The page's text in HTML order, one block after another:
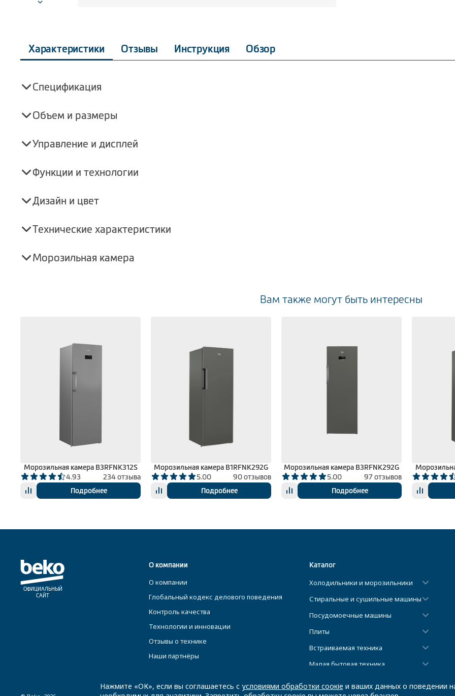
Характеристики Отзывы Инструкция Обзор
Спецификация
Объем и размеры
Управление и дисплей
Функции и технологии
Дизайн и цвет
Технические характеристики
Морозильная камера
Вам также могут быть интересны
Морозильная камера B3RFNK312S
4.93
234 отзыва
Подробнее
Морозильная камера B1RFNK292G
5.00
90 отзывов
Подробнее
Морозильная камера B3RFNK292G
5.00
97 отзывов
Подробнее
ОФИЦИАЛЬНЫЙ
САЙТ
О компании
О компании
Глобальный кодекс делового поведения
Контроль качества
Технологии и инновации
Отзывы о технике
Наши партнёры
Каталог
Холодильники и морозильники
Стиральные и сушильные машины
Посудомоечные машины
Плиты
Встраиваемая техника
Малая бытовая техника
Нажмите «ОК», если вы соглашаетесь с условиями обработки соокіе и ваших данных о поведении